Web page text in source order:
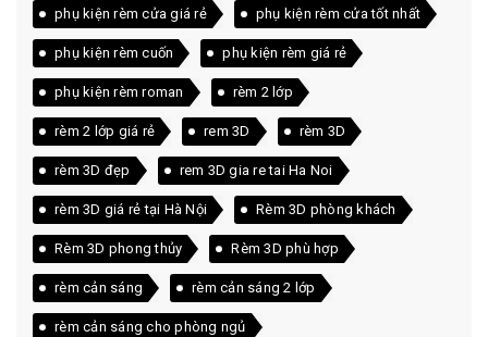
phụ kiện rèm cửa giá rẻ phụ kiện rèm cửa tốt nhất
phụ kiện rèm cuốn phụ kiện rèm giá rẻ
phụ kiện rèm roman rèm 2 lớp
rèm 2 lớp giá rẻ rem 3D rèm 3D
rèm 3D đẹp rem 3D gia re tai Ha Noi
rèm 3D giá rẻ tại Hà Nội Rèm 3D phòng khách
Rèm 3D phong thủy Rèm 3D phù hợp
rèm cản sáng rèm cản sáng 2 lớp
rèm cản sáng cho phòng ngủ